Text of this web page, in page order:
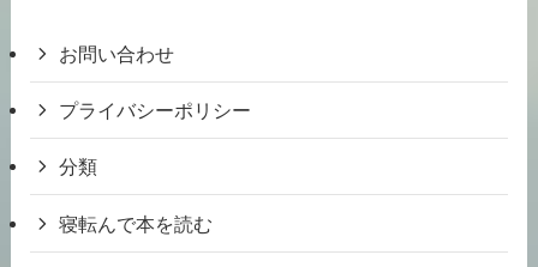
お問い合わせ
プライバシーポリシー
分類
寝転んで本を読む